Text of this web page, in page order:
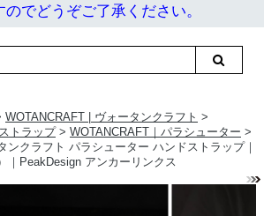
のでどうぞご了承ください。
WOTANCRAFT | ヴォータンクラフト >
トラップ> WOTANCRAFT｜パラシューター >
ンクラフト パラシューター ハンドストラップ｜
｜PeakDesign アンカーリンクス